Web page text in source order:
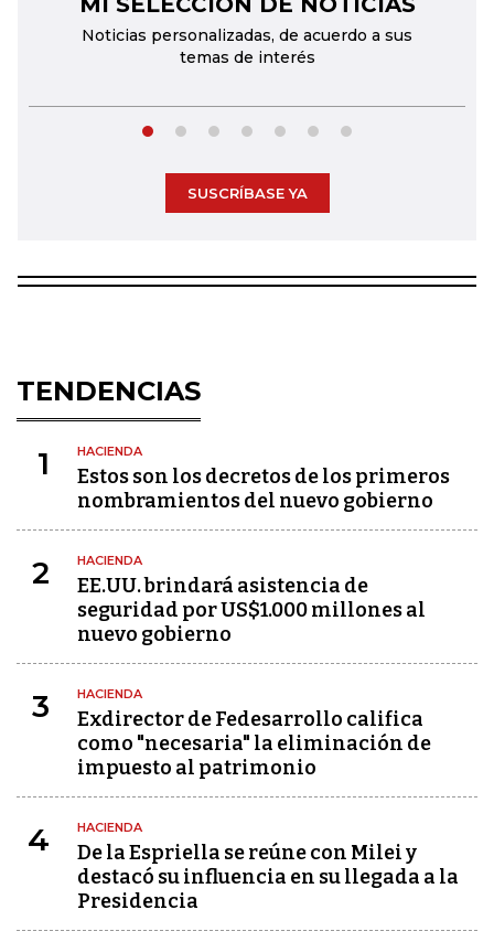
Noticias personalizadas, de acuerdo a sus
temas de interés
SUSCRÍBASE YA
TENDENCIAS
1 HACIENDA
Estos son los decretos de los primeros
nombramientos del nuevo gobierno
2 HACIENDA
EE.UU. brindará asistencia de
seguridad por US$1.000 millones al
nuevo gobierno
3 HACIENDA
Exdirector de Fedesarrollo califica
como "necesaria" la eliminación de
impuesto al patrimonio
4 HACIENDA
De la Espriella se reúne con Milei y
destacó su influencia en su llegada a la
Presidencia